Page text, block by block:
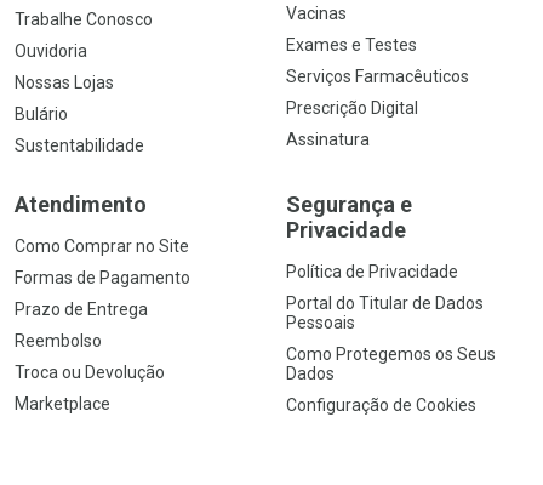
Trabalhe Conosco
Ouvidoria
Nossas Lojas
Bulário
Sustentabilidade
Vacinas
Exames e Testes
Serviços Farmacêuticos
Prescrição Digital
Assinatura
Atendimento
Como Comprar no Site
Formas de Pagamento
Prazo de Entrega
Reembolso
Troca ou Devolução
Marketplace
Segurança e
Privacidade
Política de Privacidade
Portal do Titular de Dados
Pessoais
Como Protegemos os Seus
Dados
Configuração de Cookies